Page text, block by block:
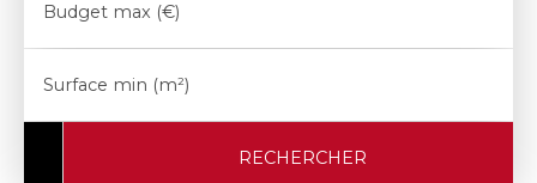
Budget max (€)
Surface min (m²)
RECHERCHER